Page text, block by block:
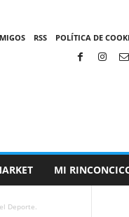
RSS POLÍTICA DE
MI
Deporte.